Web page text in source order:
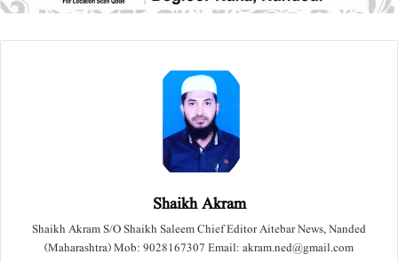
Shaikh Akram
Shaikh Akram S/O Shaikh Saleem Chief Editor Aitebar News, Nanded
(Maharashtra) Mob: 9028167307 Email: akram.ned@gmail.com